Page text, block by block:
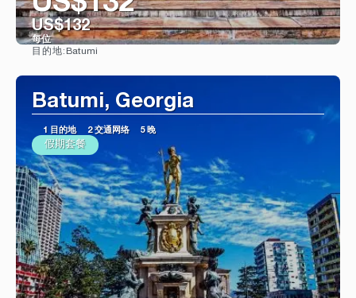
US$132
每位
目的地: Batumi
Batumi, Georgia
1 目的地 2 交通网络 5 晚
假期套餐